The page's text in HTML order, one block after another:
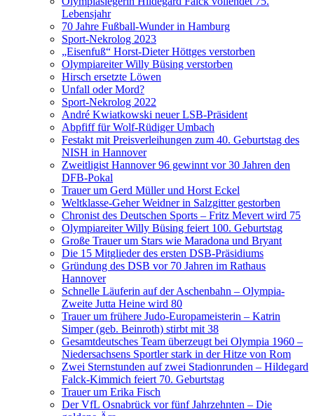
Lebensjahr
70 Jahre Fußball-Wunder in Hamburg
Sport-Nekrolog 2023
„Eisenfuß“ Horst-Dieter Höttges verstorben
Olympiareiter Willy Büsing verstorben
Hirsch ersetzte Löwen
Unfall oder Mord?
Sport-Nekrolog 2022
André Kwiatkowski neuer LSB-Präsident
Abpfiff für Wolf-Rüdiger Umbach
Festakt mit Preisverleihungen zum 40. Geburtstag des
NISH in Hannover
Zweitligist Hannover 96 gewinnt vor 30 Jahren den
DFB-Pokal
Trauer um Gerd Müller und Horst Eckel
Weltklasse-Geher Weidner in Salzgitter gestorben
Chronist des Deutschen Sports – Fritz Mevert wird 75
Olympiareiter Willy Büsing feiert 100. Geburtstag
Große Trauer um Stars wie Maradona und Bryant
Die 15 Mitglieder des ersten DSB-Präsidiums
Gründung des DSB vor 70 Jahren im Rathaus
Hannover
Schnelle Läuferin auf der Aschenbahn – Olympia-
Zweite Jutta Heine wird 80
Trauer um frühere Judo-Europameisterin – Katrin
Simper (geb. Beinroth) stirbt mit 38
Gesamtdeutsches Team überzeugt bei Olympia 1960 –
Niedersachsens Sportler stark in der Hitze von Rom
Zwei Sternstunden auf zwei Stadionrunden – Hildegard
Falck-Kimmich feiert 70. Geburtstag
Trauer um Erika Fisch
Der VfL Osnabrück vor fünf Jahrzehnten – Die